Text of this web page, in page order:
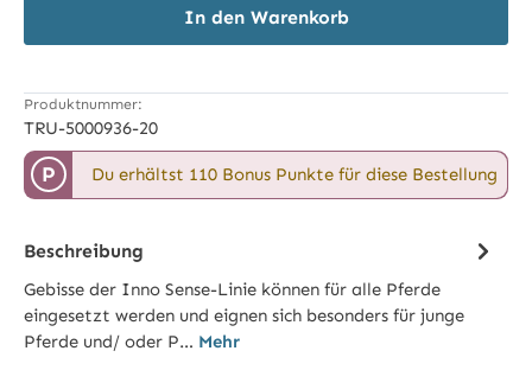
In den Warenkorb
Produktnummer:
TRU-5000936-20
P Du erhältst 110 Bonus Punkte für diese Bestellung
Beschreibung
Gebisse der Inno Sense-Linie können für alle Pferde
eingesetzt werden und eignen sich besonders für junge
Pferde und/ oder P… Mehr